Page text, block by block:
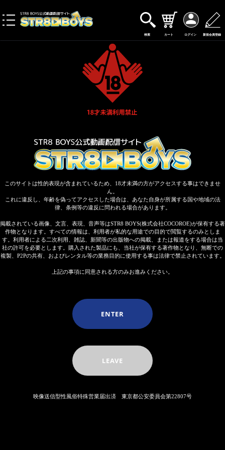
toggle
検索 カート ログイン 新規会員登録
このサイトは性的表現が含まれているため、18才未満の方がアクセスする事はできませ
ん。
これに違反し、年齢を偽ってアクセスした場合は、あなた自身が所属する国や地域の法
律、条例等の違反に問われる場合があります。
掲載されている画像、文言、表現、音声等はSTR8 BOYS(株式会社COCOROE)が保有する著
作物となります。すべての情報は、利用者が私的な用途での目的で閲覧するのみとしま
す。利用者による二次利用、雑誌、新聞等の出版物への掲載、または報道をする場合は当
社の許可を必要とします。購入された製品にも、当社が保有する著作物となり、無断での
複製、P2Pの共有、およびレンタル等の業務目的に使用する事は法律で禁止されています。
上記の事項に同意される方のみお進みください。
ENTER
LEAVE
映像送信型性風俗特殊営業届出済 東京都公安委員会第22807号